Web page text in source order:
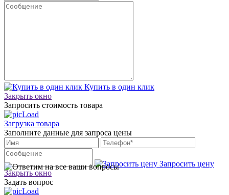
Купить в один клик
Закрыть окно
Запросить стоимость товара
Загрузка товара
Заполните данные для запроса цены
Запросить цену
Закрыть окно
Задать вопрос